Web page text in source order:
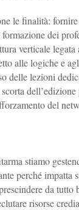
le finalità:
dei
verticale legata
alle logiche e
delle lezioni
dell’edizione
del
stiamo
perché impatta
da tutto
risorse